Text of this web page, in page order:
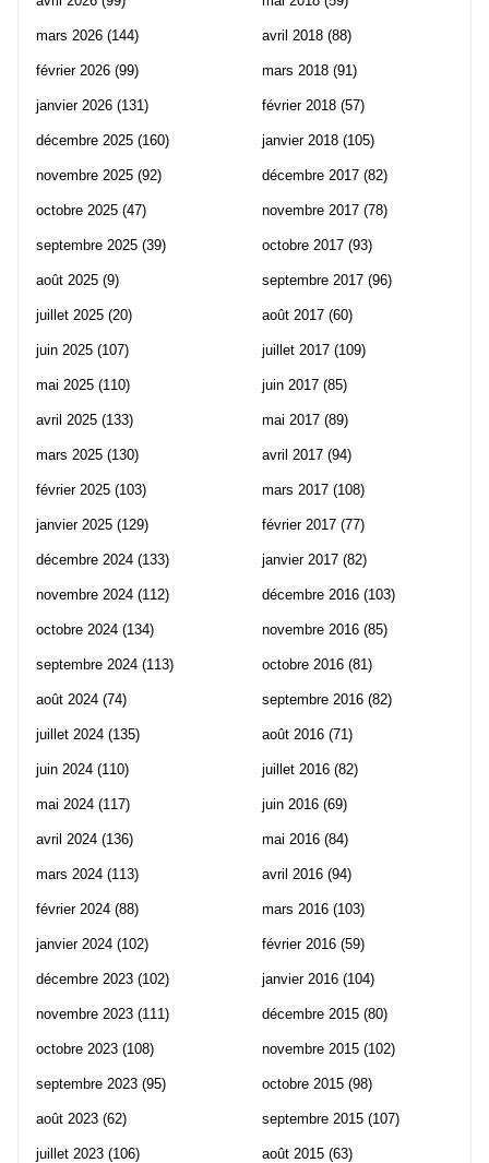
mars 2026 (144)
février 2026 (99)
janvier 2026 (131)
décembre 2025 (160)
novembre 2025 (92)
octobre 2025 (47)
septembre 2025 (39)
août 2025 (9)
juillet 2025 (20)
juin 2025 (107)
mai 2025 (110)
avril 2025 (133)
mars 2025 (130)
février 2025 (103)
janvier 2025 (129)
décembre 2024 (133)
novembre 2024 (112)
octobre 2024 (134)
septembre 2024 (113)
août 2024 (74)
juillet 2024 (135)
juin 2024 (110)
mai 2024 (117)
avril 2024 (136)
mars 2024 (113)
février 2024 (88)
janvier 2024 (102)
décembre 2023 (102)
novembre 2023 (111)
octobre 2023 (108)
septembre 2023 (95)
août 2023 (62)
juillet 2023 (106)
avril 2018 (88)
mars 2018 (91)
février 2018 (57)
janvier 2018 (105)
décembre 2017 (82)
novembre 2017 (78)
octobre 2017 (93)
septembre 2017 (96)
août 2017 (60)
juillet 2017 (109)
juin 2017 (85)
mai 2017 (89)
avril 2017 (94)
mars 2017 (108)
février 2017 (77)
janvier 2017 (82)
décembre 2016 (103)
novembre 2016 (85)
octobre 2016 (81)
septembre 2016 (82)
août 2016 (71)
juillet 2016 (82)
juin 2016 (69)
mai 2016 (84)
avril 2016 (94)
mars 2016 (103)
février 2016 (59)
janvier 2016 (104)
décembre 2015 (80)
novembre 2015 (102)
octobre 2015 (98)
septembre 2015 (107)
août 2015 (63)